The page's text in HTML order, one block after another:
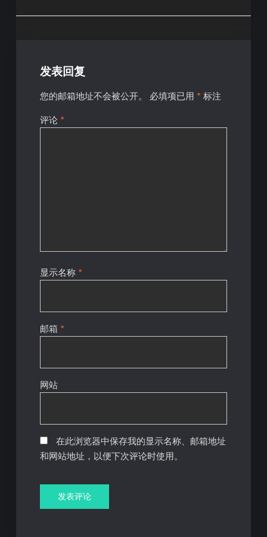
发表回复
您的邮箱地址不会被公开。 必填项已用 *标注
评论 *
显示名称 *
邮箱 *
网站
在此浏览器中保存我的显示名称、邮箱地址
和网站地址，以便下次评论时使用。